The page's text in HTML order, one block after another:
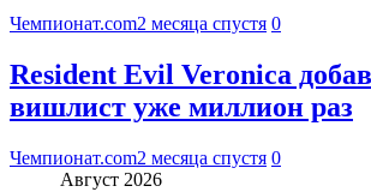
Чемпионат.com2 месяца спустя 0
Resident Evil Veronica
вишлист уже миллион раз
Чемпионат.com2 месяца спустя 0
Август 2026